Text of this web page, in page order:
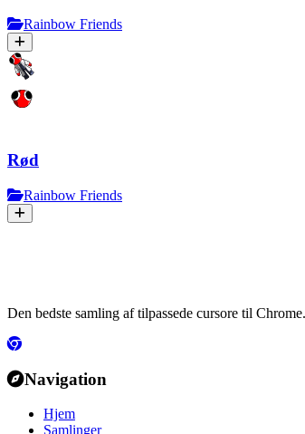
Rainbow Friends
Rød
Rainbow Friends
Den bedste samling af tilpassede cursore til
Navigation
Hjem
Samlinger